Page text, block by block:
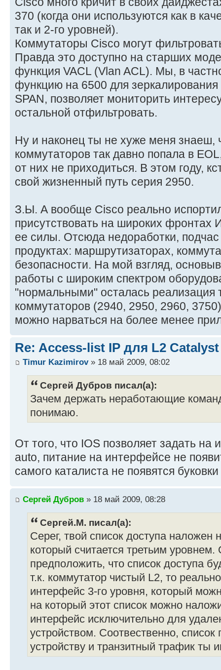
370 (когда они используются как в
так и 2-го уровней).
Коммутаторы Cisco могут
Правда это доступно на старших
функция VACL (Vlan ACL). Мы, в
функцию на 6500 для
SPAN, позволяет мониторить
остальной отфильтровать.
Ну и наконец ты не хуже меня знаеш,
коммутаторов так давно попала в
от них не приходиться. В этом году,
свой жизненный путь серия 2950.
З.Ы. А вообще Cisco реально
присутствовать на широких фронтах
ее силы. Отсюда недоработки,
продуктах: маршрутизаторах,
безопасности. На мой взгляд,
работы с широким спектром
"нормальными" осталась реализация
коммутаторов (2940, 2950, 2960,
можно нарваться на более менее
Re: Access-list IP для L2 Catalyst
Timur Kazimirov» 18 май 2009, 08:02
Сергей Дубров писал(а):
Зачем держать неработающие
понимаю.
От того, что IOS позволяет задать
auto, питание на интерфейсе не
самого каталиста не появятся
Сергей Дубров » 18 май 2009, 08:28
Сергей.М. писал(а):
Серег, твой список доступа наложен
который считается третьим
предположить, что список доступа
т.к. коммутатор чистый L2, то
интерфейс 3-го уровня, который
на который этот список можно
интерфейс исключительно для
устройством. Соотвественно,
устройству и транзитный трафик ты